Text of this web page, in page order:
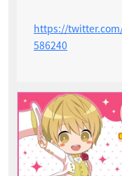
https://
586240